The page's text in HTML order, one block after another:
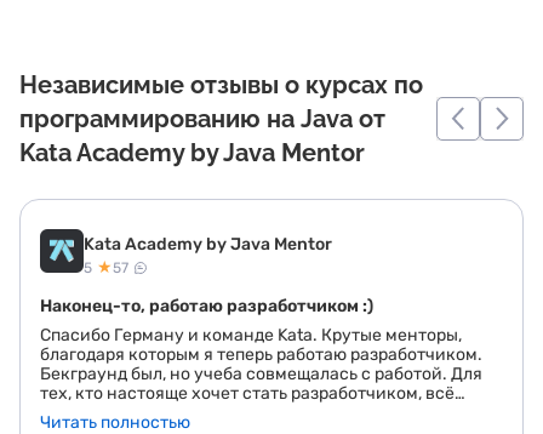
Независимые отзывы о курсах по
программированию на Java от
Kata Academy by Java Mentor
Kata Academy by Java Mentor
5 ★57
Наконец-то, работаю разработчиком :)
Спасибо Герману и команде Kata. Крутые менторы,
благодаря которым я теперь работаю разработчиком.
Бекграунд был, но учеба совмещалась с работой. Для
тех, кто настояще хочет стать разработчиком, всё
получится.
Читать полностью